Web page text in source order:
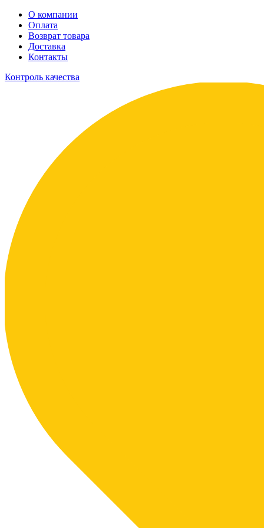
О компании
Оплата
Возврат товара
Доставка
Контакты
Контроль качества